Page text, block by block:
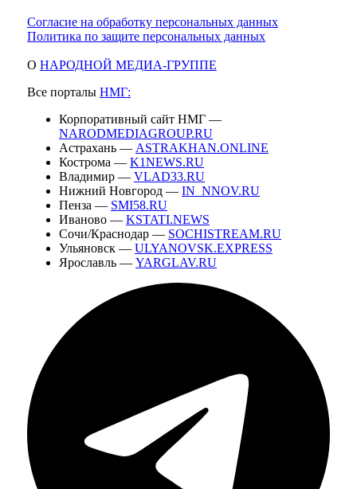
Согласие на обработку персональных данных
Политика по защите персональных данных
О НАРОДНОЙ МЕДИА-ГРУППЕ
Все порталы НМГ:
Корпоративный сайт НМГ —
NARODMEDIAGROUP.RU
Астрахань — ASTRAKHAN.ONLINE
Кострома — K1NEWS.RU
Владимир — VLAD33.RU
Нижний Новгород — IN_NNOV.RU
Пенза — SMI58.RU
Иваново — KSTATI.NEWS
Сочи/Краснодар — SOCHISTREAM.RU
Ульяновск — ULYANOVSK.EXPRESS
Ярославль — YARGLAV.RU